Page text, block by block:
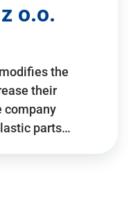
o.o.
the
their
company
parts…